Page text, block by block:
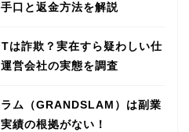
口と返金方法を解説
は詐欺？実在すら疑わしい仕
営会社の実態を調査
ム（GRANDSLAM）は副業
績の根拠がない！